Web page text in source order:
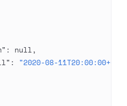
: null,
: "2020-08-